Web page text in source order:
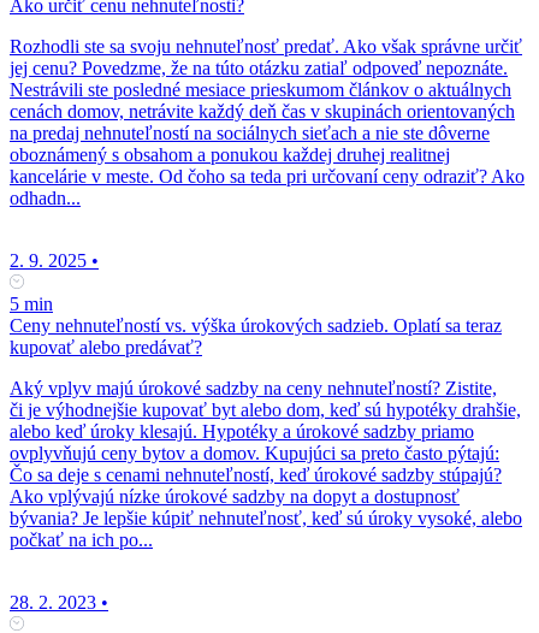
Ako určiť cenu nehnuteľnosti?
Rozhodli ste sa svoju nehnuteľnosť predať. Ako však správne určiť
jej cenu? Povedzme, že na túto otázku zatiaľ odpoveď nepoznáte.
Nestrávili ste posledné mesiace prieskumom článkov o aktuálnych
cenách domov, netrávite každý deň čas v skupinách orientovaných
na predaj nehnuteľností na sociálnych sieťach a nie ste dôverne
oboznámený s obsahom a ponukou každej druhej realitnej
kancelárie v meste. Od čoho sa teda pri určovaní ceny odraziť? Ako
odhadn...
2. 9. 2025 •
5 min
Ceny nehnuteľností vs. výška úrokových sadzieb. Oplatí sa teraz
kupovať alebo predávať?
Aký vplyv majú úrokové sadzby na ceny nehnuteľností? Zistite,
či je výhodnejšie kupovať byt alebo dom, keď sú hypotéky drahšie,
alebo keď úroky klesajú. Hypotéky a úrokové sadzby priamo
ovplyvňujú ceny bytov a domov. Kupujúci sa preto často pýtajú:
Čo sa deje s cenami nehnuteľností, keď úrokové sadzby stúpajú?
Ako vplývajú nízke úrokové sadzby na dopyt a dostupnosť
bývania? Je lepšie kúpiť nehnuteľnosť, keď sú úroky vysoké, alebo
počkať na ich po...
28. 2. 2023 •